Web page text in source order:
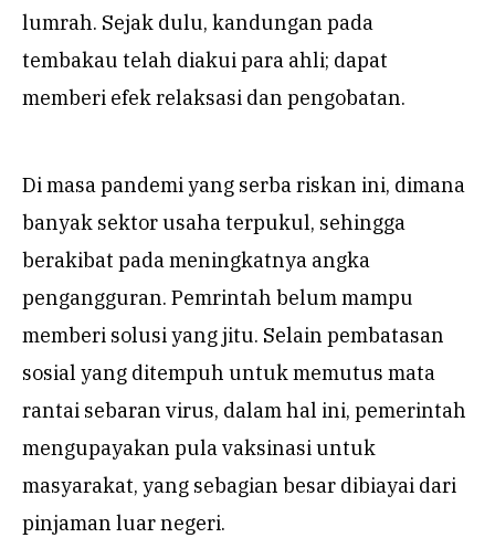
lumrah. Sejak dulu, kandungan pada
tembakau telah diakui para ahli; dapat
memberi efek relaksasi dan pengobatan.
Di masa pandemi yang serba riskan ini, dimana
banyak sektor usaha terpukul, sehingga
berakibat pada meningkatnya angka
pengangguran. Pemrintah belum mampu
memberi solusi yang jitu. Selain pembatasan
sosial yang ditempuh untuk memutus mata
rantai sebaran virus, dalam hal ini, pemerintah
mengupayakan pula vaksinasi untuk
masyarakat, yang sebagian besar dibiayai dari
pinjaman luar negeri.